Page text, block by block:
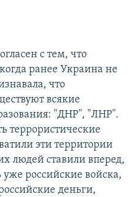
с тем, что
ранее Украина не
что
всякие
"ДНР", "ЛНР".
террористические
эти территории
людей ставили вперед,
российские войска,
деньги,